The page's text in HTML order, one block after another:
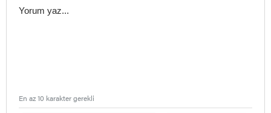
En az 10 karakter gerekli